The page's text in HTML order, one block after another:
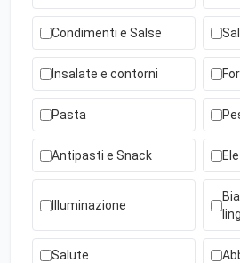
Condimenti e Salse
Insalate e contorni
Pasta
Antipasti e Snack
Illuminazione
Salute